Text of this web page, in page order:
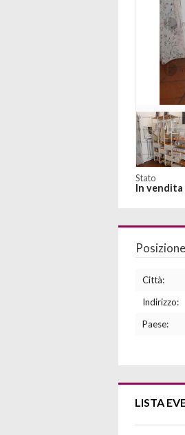
Stato
In vendita
Città:
Indirizzo:
Paese:
LISTA